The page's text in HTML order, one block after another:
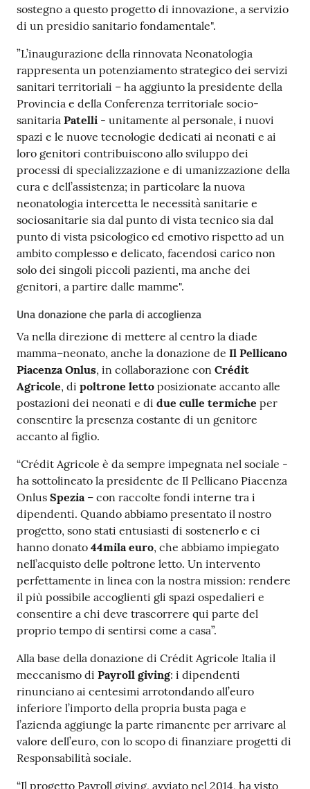
sostegno a questo progetto di innovazione, a servizio
di un presidio sanitario fondamentale".
”L’inaugurazione della rinnovata Neonatologia
rappresenta un potenziamento strategico dei servizi
sanitari territoriali – ha aggiunto la presidente della
Provincia e della Conferenza territoriale socio-
sanitaria Patelli - unitamente al personale, i nuovi
spazi e le nuove tecnologie dedicati ai neonati e ai
loro genitori contribuiscono allo sviluppo dei
processi di specializzazione e di umanizzazione della
cura e dell’assistenza; in particolare la nuova
neonatologia intercetta le necessità sanitarie e
sociosanitarie sia dal punto di vista tecnico sia dal
punto di vista psicologico ed emotivo rispetto ad un
ambito complesso e delicato, facendosi carico non
solo dei singoli piccoli pazienti, ma anche dei
genitori, a partire dalle mamme".
Una donazione che parla di accoglienza
Va nella direzione di mettere al centro la diade
mamma–neonato, anche la donazione de Il Pellicano
Piacenza Onlus, in collaborazione con Crédit
Agricole, di poltrone letto posizionate accanto alle
postazioni dei neonati e di due culle termiche per
consentire la presenza costante di un genitore
accanto al figlio.
“Crédit Agricole è da sempre impegnata nel sociale -
ha sottolineato la presidente de Il Pellicano Piacenza
Onlus Spezia– con raccolte fondi interne tra i
dipendenti. Quando abbiamo presentato il nostro
progetto, sono stati entusiasti di sostenerlo e ci
hanno donato 44mila euro, che abbiamo impiegato
nell’acquisto delle poltrone letto. Un intervento
perfettamente in linea con la nostra mission: rendere
il più possibile accoglienti gli spazi ospedalieri e
consentire a chi deve trascorrere qui parte del
proprio tempo di sentirsi come a casa”.
Alla base della donazione di Crédit Agricole Italia il
meccanismo di Payroll giving: i dipendenti
rinunciano ai centesimi arrotondando all’euro
inferiore l’importo della propria busta paga e
l’azienda aggiunge la parte rimanente per arrivare al
valore dell’euro, con lo scopo di finanziare progetti di
Responsabilità sociale.
“Il progetto Payroll giving, avviato nel 2014, ha visto